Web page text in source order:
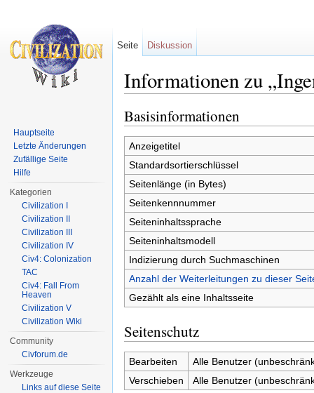
Informationen zu
Basisinformationen
Anzeigetitel
Standardsortierschlüssel
Seitenlänge (in Bytes)
Seitenkennnummer
Seiteninhaltssprache
Seiteninhaltsmodell
Indizierung durch Suchmaschinen
Anzahl der Weiterleitungen zu dieser
Gezählt als eine Inhaltsseite
Seitenschutz
Bearbeiten
Alle Benutzer
Verschieben
Alle Benutzer
Seite Diskussion
Hauptseite
Letzte Änderungen
Zufällige Seite
Hilfe
Kategorien
Civilization I
Civilization II
Civilization III
Civilization IV
Civ4: Colonization
TAC
Civ4: Fall From
Heaven
Civilization V
Civilization Wiki
Community
Civforum.de
Werkzeuge
Links auf diese Seite